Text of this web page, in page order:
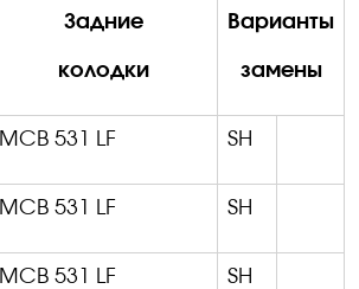
Задние
колодки
Варианты
замены
MCB 531 LF SH
MCB 531 LF SH
MCB 531 LF SH